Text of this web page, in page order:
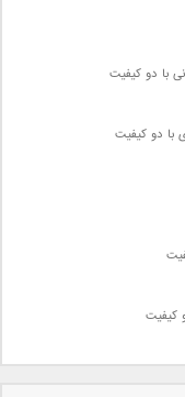
با دو کیفیت
با دو کیفیت
کیفیت